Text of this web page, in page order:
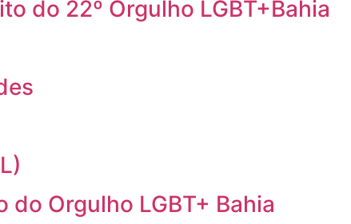
do 22º Orgulho LGBT+Bahia
do Orgulho LGBT+ Bahia